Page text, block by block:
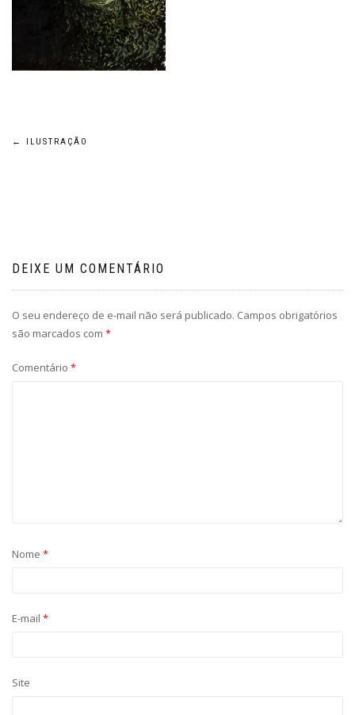
Navegação
← ILUSTRAÇÃO
DEIXE UM COMENTÁRIO
O seu endereço de e-mail não será publicado. Campos obrigatórios
são marcados com *
Comentário *
Nome *
E-mail *
Site